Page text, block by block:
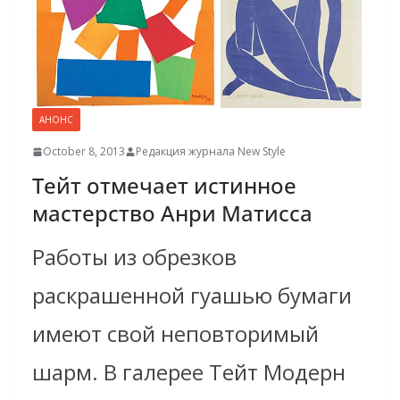
АНОНС
October 8, 2013 Редакция журнала New Style
Тейт отмечает истинное
мастерство Анри Матисса
Работы из обрезков
раскрашенной гуашью бумаги
имеют свой неповторимый
шарм. В галерее Тейт Модерн